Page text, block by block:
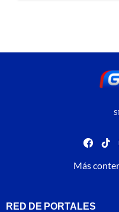
Más
RED DE PORTALES